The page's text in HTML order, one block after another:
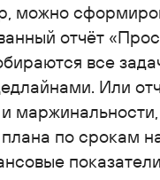
можно
отчёт
все
Или
плана по срокам